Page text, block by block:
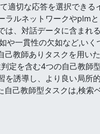
切な応答を選択でき
ルネットワークやplm
、対話データに含まれ
や一貫性の欠如など,い
教師ありタスクを用い
定を含む4つの自己教師
誘導し、より良い局所
己教師型タスクは,検索